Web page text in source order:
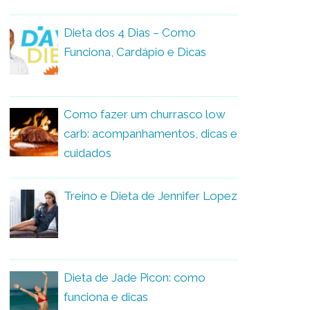
Dieta dos 4 Dias – Como
Funciona, Cardápio e Dicas
Como fazer um churrasco low
carb: acompanhamentos, dicas e
cuidados
Treino e Dieta de Jennifer Lopez
Dieta de Jade Picon: como
funciona e dicas